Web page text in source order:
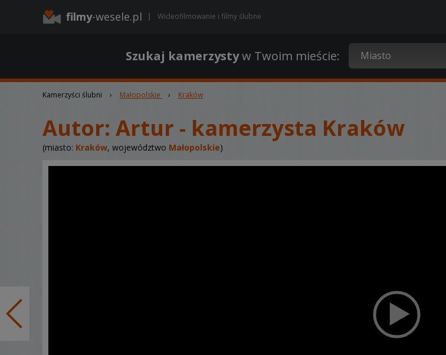
filmy-wesele.pl Wideofilmowanie i filmy ślubne
Szukaj kamerzystyw Twoim mieście:
Kamerzyści ślubni › Małopolskie › Kraków
Autor: Artur - kamerzysta Kraków
(miasto: Kraków, województwo Małopolskie)